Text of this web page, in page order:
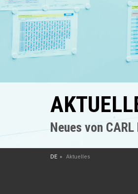
Neues von CARL
DE Aktuelles